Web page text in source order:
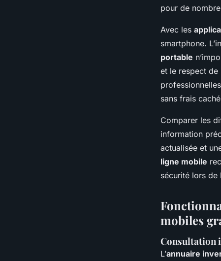
pour de
Avec les
smartphone.
portable
et le respect
sans frais
Comparer les
information
actualisée et
ligne mobile
sécurité lors de
mobiles
Consultation
L’annuaire